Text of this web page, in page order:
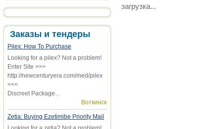
Заказы и тендеры
Pilex: How To Purchase
Looking for a pilex? Not a problem!
Enter Site >>>
http://newcenturyera.com/med/pilex
<<<
Discreet Package...
Воткинск
Zetia: Buying Ezetimibe Priority Mail
загрузка...